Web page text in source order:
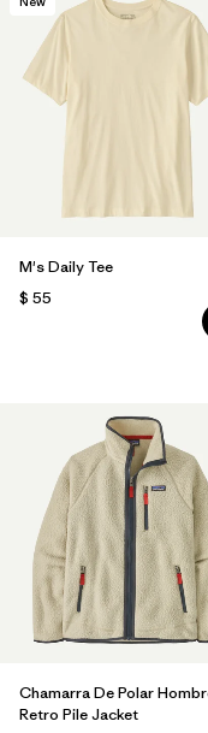
M's Daily Tee
$ 55
Chamarra De Polar
Retro Pile Jacket